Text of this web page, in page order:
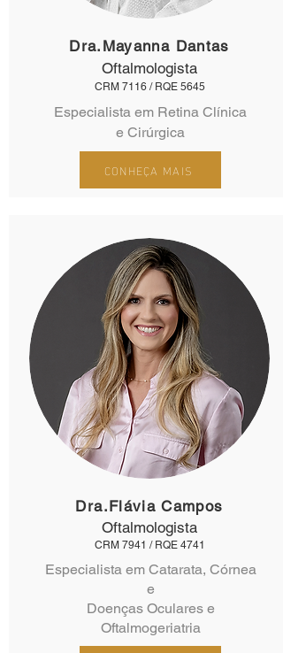
Dra.Mayanna Dantas
Oftalmologista
CRM 7116 / RQE 5645
Especialista em Retina Clínica
e Cirúrgica
CONHEÇA MAIS
Dra.Flávia Campos
Oftalmologista
CRM 7941 / RQE 4741
Especialista em Catarata, Córnea
e
Doenças Oculares e
Oftalmogeriatria